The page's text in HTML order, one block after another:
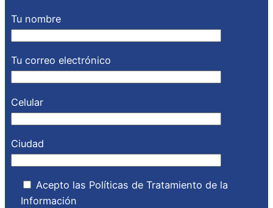
Tu nombre
Tu correo electrónico
Celular
Ciudad
Acepto las Políticas de Tratamiento de la
Información